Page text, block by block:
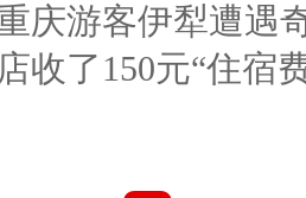
庆游客伊犁遭遇
收了150元“住宿